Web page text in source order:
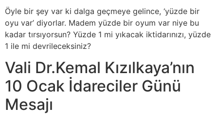
Öyle bir şey var ki dalga geçmeye gelince, ‘yüzde bir
oyu var’ diyorlar. Madem yüzde bir oyum var niye bu
kadar tırsıyorsun? Yüzde 1 mi yıkacak iktidarınızı, yüzde
1 ile mi devrileceksiniz?
Vali Dr.Kemal Kızılkaya’nın
10 Ocak İdareciler Günü
Mesajı